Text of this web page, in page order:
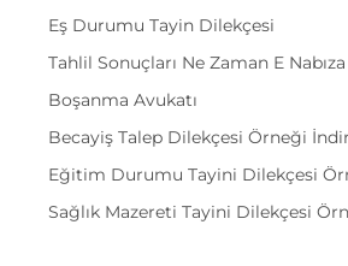
Eş Durumu Tayin Dilekçesi
Tahlil Sonuçları Ne Zaman E
Boşanma Avukatı
Becayiş Talep Dilekçesi Örneği İndir
Eğitim Durumu Tayini Dilekçesi
Sağlık Mazereti Tayini Dilekçesi